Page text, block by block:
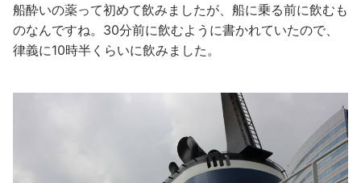
船酔いの薬って初めて飲みましたが、船に乗る前に飲むも
のなんですね。30分前に飲むように書かれていたので、
律義に10時半くらいに飲みました。